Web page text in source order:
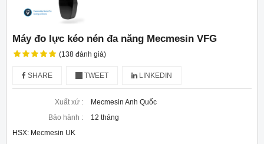
Máy đo lực kéo nén đa năng Mecmesin VFG
(138 đánh giá)
SHARE TWEET LINKEDIN
Xuất xứ :
Mecmesin Anh Quốc
Bảo hành :
12 tháng
HSX: Mecmesin UK